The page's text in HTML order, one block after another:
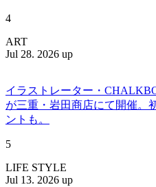
4
ART
Jul 28. 2026 up
イラストレーター・
が三重・岩田商店にて開催。
ントも。
5
LIFE STYLE
Jul 13. 2026 up